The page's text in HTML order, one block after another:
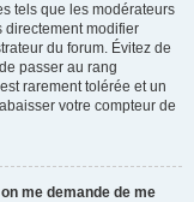
tels que les modérateurs
directement modifier
du forum. Évitez de
passer au rang
rarement tolérée et un
votre compteur de
me demande de me